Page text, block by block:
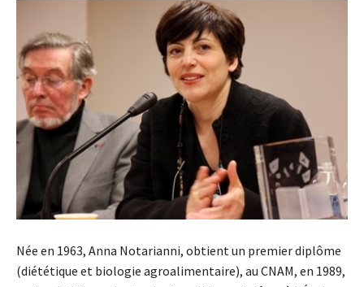
Née en 1963, Anna Notarianni, obtient un premier diplôme
(diététique et biologie agroalimentaire), au CNAM, en 1989,